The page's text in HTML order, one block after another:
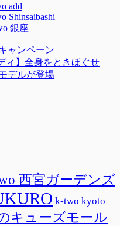
add
Shinsaibashi
銀座
ャンペーン
ィ】全身をときほぐせ
デルが登場
西宮ガーデンズ
k-two kyoto
キューズモール